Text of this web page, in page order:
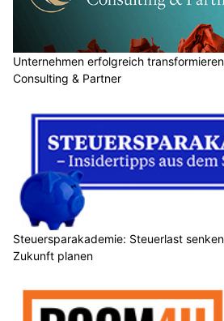
Unternehmen erfolgreich
Consulting & Partner
Steuersparakademie: Steuerlast
Zukunft planen